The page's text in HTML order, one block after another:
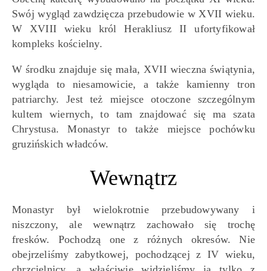
Swój wygląd zawdzięcza przebudowie w XVII wieku.
W XVIII wieku król Herakliusz II ufortyfikował
kompleks kościelny.
W środku znajduje się mała, XVII wieczna świątynia,
wygląda to niesamowicie, a także kamienny tron
patriarchy. Jest też miejsce otoczone szczególnym
kultem wiernych, to tam znajdować się ma szata
Chrystusa. Monastyr to także miejsce pochówku
gruzińskich władców.
Wewnątrz
Monastyr był wielokrotnie przebudowywany i
niszczony, ale wewnątrz zachowało się trochę
fresków. Pochodzą one z różnych okresów. Nie
obejrzeliśmy zabytkowej, pochodzącej z IV wieku,